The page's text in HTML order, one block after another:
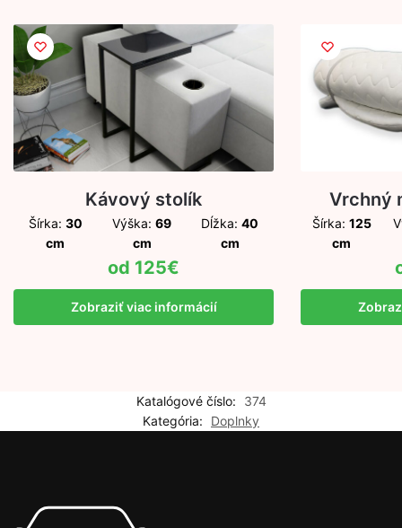
Kávový stolík
Šírka: 30
cm
Výška: 69
cm
Dĺžka: 40
cm
125€
Zobraziť viac informácií
Vrchný
Šírka: 125
cm
Katalógové číslo:
374
Kategória:
Doplnky